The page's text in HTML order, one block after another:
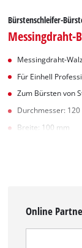
Bürstenschleifer-
Messingdraht-
Messingdraht-
Für Einhell
Zum Bürsten von
Durchmesser: 120
Breite: 100 mm
Online